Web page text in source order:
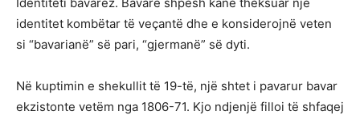
Identiteti bavarez. Bavarë shpesh kanë theksuar një
identitet kombëtar të veçantë dhe e konsiderojnë veten
si “bavarianë” së pari, “gjermanë” së dyti.
Në kuptimin e shekullit të 19-të, një shtet i pavarur bavar
ekzistonte vetëm nga 1806-71. Kjo ndjenjë filloi të shfaqej